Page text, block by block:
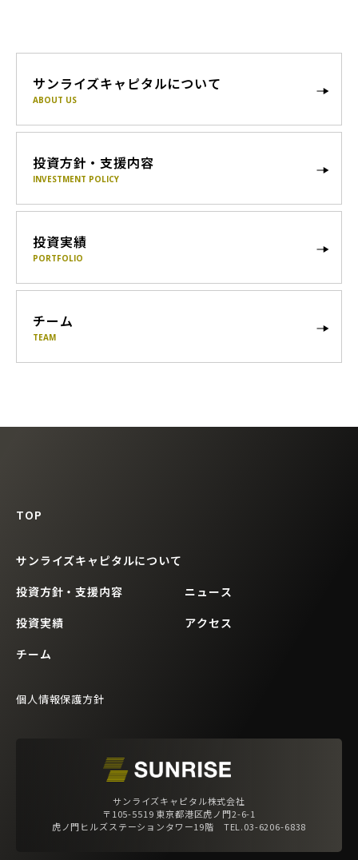
サンライズキャピタルについて
ABOUT US
投資方針・支援内容
INVESTMENT POLICY
投資実績
PORTFOLIO
チーム
TEAM
TOP
サンライズキャピタルについて
投資方針・支援内容
投資実績
チーム
ニュース
アクセス
個人情報保護方針
サンライズキャピタル株式会社
〒105-5519 東京都港区虎ノ門2-6-1
虎ノ門ヒルズステーションタワー19階 TEL.03-6206-6838